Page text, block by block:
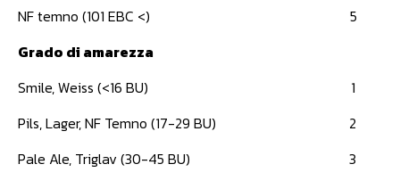
NF temno (101 EBC <)
5
Grado di amarezza
Smile, Weiss (<16 BU)
1
Pils, Lager, NF Temno (17-29 BU)
2
Pale Ale, Triglav (30-45 BU)
3